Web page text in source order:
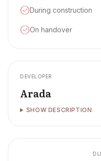
During construction
On handover
DEVELOPER
Arada
SHOW DESCRIPTION